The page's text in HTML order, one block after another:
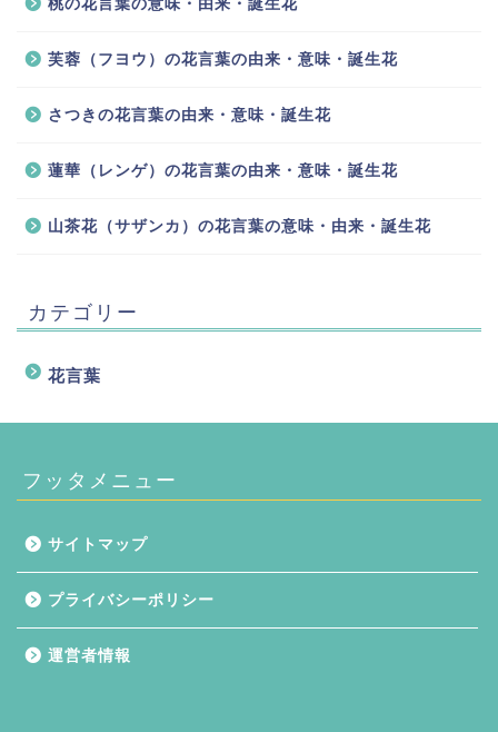
桃の花言葉の意味・由来・誕生花
芙蓉（フヨウ）の花言葉の由来・意味・誕生花
さつきの花言葉の由来・意味・誕生花
蓮華（レンゲ）の花言葉の由来・意味・誕生花
山茶花（サザンカ）の花言葉の意味・由来・誕生花
カテゴリー
花言葉
フッタメニュー
サイトマップ
プライバシーポリシー
運営者情報